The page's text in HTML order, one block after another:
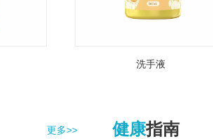
洗手液
更多>> 健康指南